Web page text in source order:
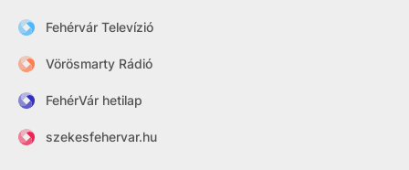
Fehérvár Televízió
Vörösmarty Rádió
FehérVár hetilap
szekesfehervar.hu